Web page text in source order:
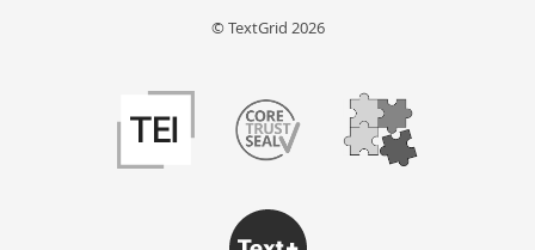
© TextGrid 2026